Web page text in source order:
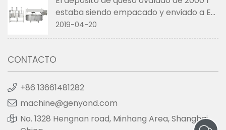
estaba siendo empacado y enviado a EE.
UU. en abril de 2019
2019-04-20
CONTACTO
+86 13661481282
machine@genyond.com
No. 1328 Hengnan road, Minhang Area, Shanghai,